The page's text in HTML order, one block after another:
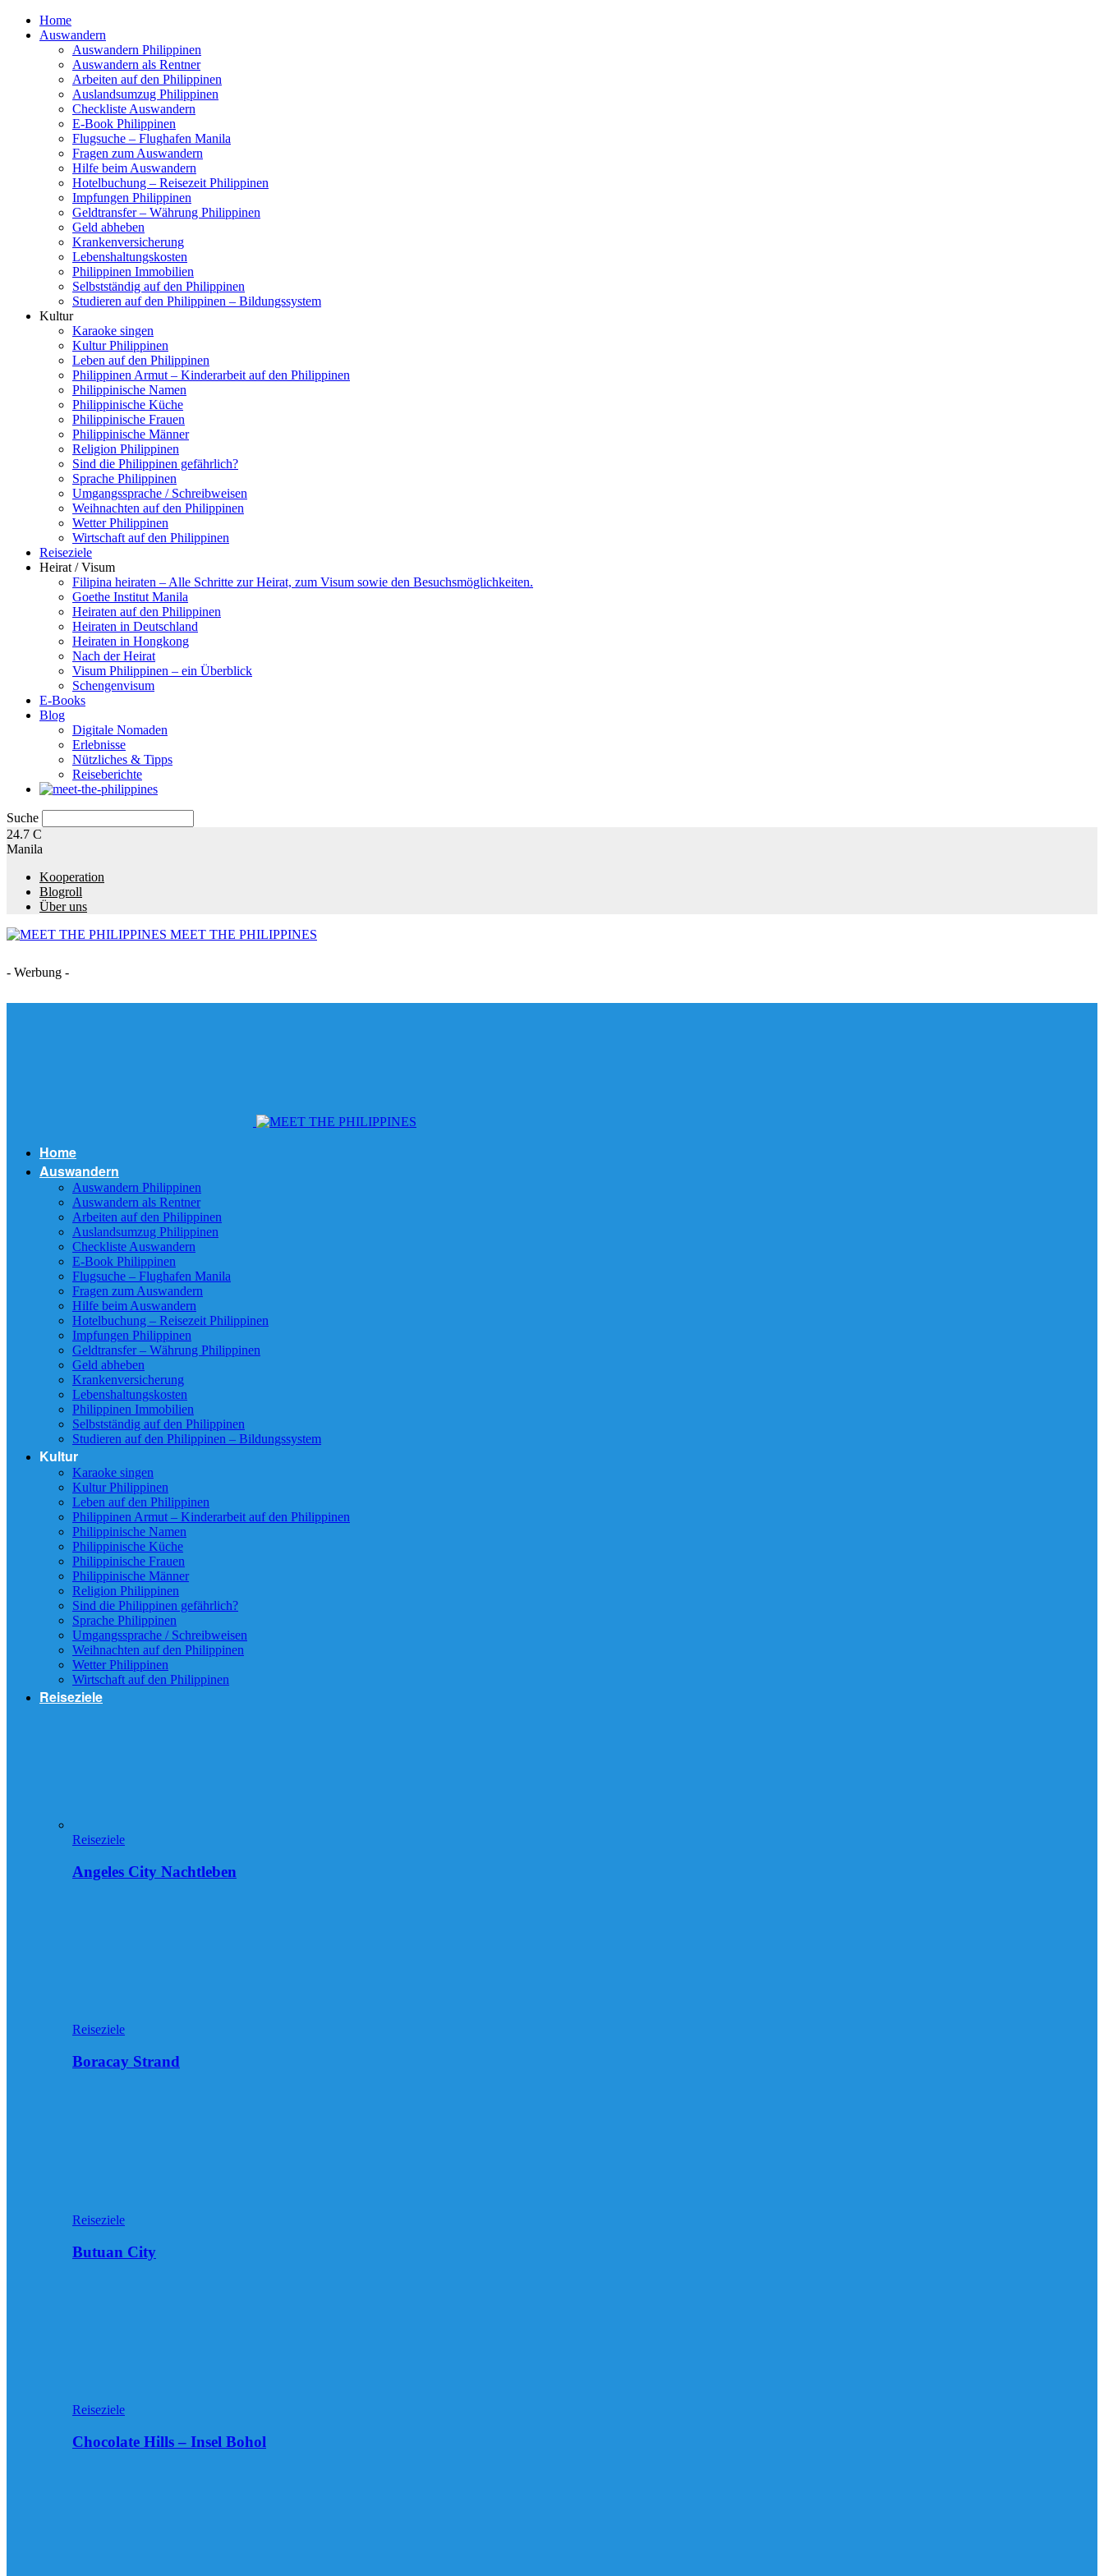
Home
Auswandern
Auswandern Philippinen
Auswandern als Rentner
Arbeiten auf den Philippinen
Auslandsumzug Philippinen
Checkliste Auswandern
E-Book Philippinen
Flugsuche – Flughafen Manila
Fragen zum Auswandern
Hilfe beim Auswandern
Hotelbuchung – Reisezeit Philippinen
Impfungen Philippinen
Geldtransfer – Währung Philippinen
Geld abheben
Krankenversicherung
Lebenshaltungskosten
Philippinen Immobilien
Selbstständig auf den Philippinen
Studieren auf den Philippinen – Bildungssystem
Kultur
Karaoke singen
Kultur Philippinen
Leben auf den Philippinen
Philippinen Armut – Kinderarbeit auf den Philippinen
Philippinische Namen
Philippinische Küche
Philippinische Frauen
Philippinische Männer
Religion Philippinen
Sind die Philippinen gefährlich?
Sprache Philippinen
Umgangssprache / Schreibweisen
Weihnachten auf den Philippinen
Wetter Philippinen
Wirtschaft auf den Philippinen
Reiseziele
Heirat / Visum
Filipina heiraten – Alle Schritte zur Heirat, zum Visum sowie den Besuchsmöglichkeiten.
Goethe Institut Manila
Heiraten auf den Philippinen
Heiraten in Deutschland
Heiraten in Hongkong
Nach der Heirat
Visum Philippinen – ein Überblick
Schengenvisum
E-Books
Blog
Digitale Nomaden
Erlebnisse
Nützliches & Tipps
Reiseberichte
Suche
24.7 C
Manila
Kooperation
Blogroll
Über uns
MEET THE PHILIPPINES
- Werbung -
Home
Auswandern
Auswandern Philippinen
Auswandern als Rentner
Arbeiten auf den Philippinen
Auslandsumzug Philippinen
Checkliste Auswandern
E-Book Philippinen
Flugsuche – Flughafen Manila
Fragen zum Auswandern
Hilfe beim Auswandern
Hotelbuchung – Reisezeit Philippinen
Impfungen Philippinen
Geldtransfer – Währung Philippinen
Geld abheben
Krankenversicherung
Lebenshaltungskosten
Philippinen Immobilien
Selbstständig auf den Philippinen
Studieren auf den Philippinen – Bildungssystem
Kultur
Karaoke singen
Kultur Philippinen
Leben auf den Philippinen
Philippinen Armut – Kinderarbeit auf den Philippinen
Philippinische Namen
Philippinische Küche
Philippinische Frauen
Philippinische Männer
Religion Philippinen
Sind die Philippinen gefährlich?
Sprache Philippinen
Umgangssprache / Schreibweisen
Weihnachten auf den Philippinen
Wetter Philippinen
Wirtschaft auf den Philippinen
Reiseziele
Reiseziele
Angeles City Nachtleben
Reiseziele
Boracay Strand
Reiseziele
Butuan City
Reiseziele
Chocolate Hills – Insel Bohol